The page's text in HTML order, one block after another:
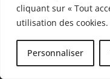
cliquant sur « Tout
utilisation des cookies.
Personnaliser
Les